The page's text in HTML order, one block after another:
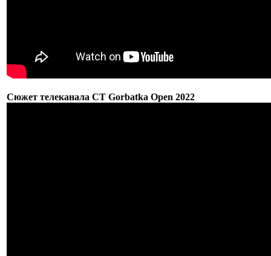
Сюжет телеканала СТ Gorbatka Open 2022